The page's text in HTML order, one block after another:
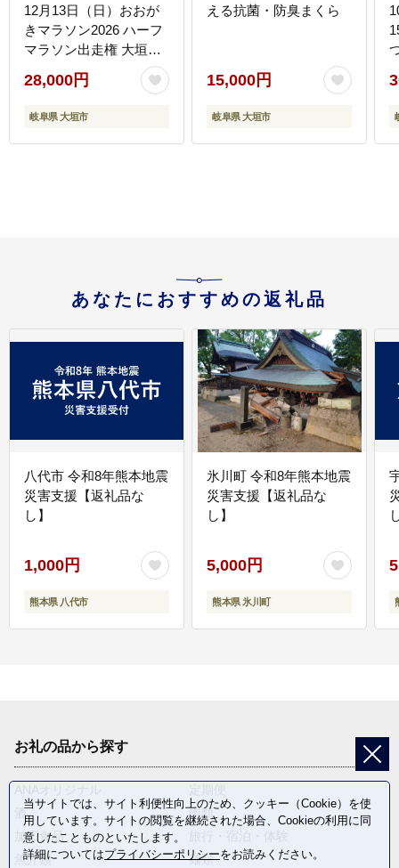
12月13日（日）おおが
きマラソン2026 ハーフ
マラソン出走権 大垣城
と墨俣一夜城 豊臣氏ゆ
かりの城を巡る歴史
旅！ハーフマラソン出
運営に関する保険料を
28,000円
岐阜県 大垣市
える抗菌・防臭まくら
15,000円
岐阜県 大垣市
あなたにおすすめの返礼品
八代市 令和8年熊本地震
災害支援【返礼品な
し】
1,000円
熊本県 八代市
氷川町 令和8年熊本地震
災害支援【返礼品な
し】
5,000円
熊本県 氷川町
お礼の品から探す
酒
肉類
加工食品
魚介類
麺類
当サイトでは、サイト利便性向上のため、クッキー（Cookie）を使
用しています。サイトの閲覧を継続された場合、Cookieの利用に同
意したことものといたします。
詳細についてはプライバシーポリシーをお読みください。